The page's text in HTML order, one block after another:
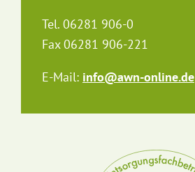
Tel. 06281 906-0
Fax 06281 906-221
E-Mail: info@awn-online.de